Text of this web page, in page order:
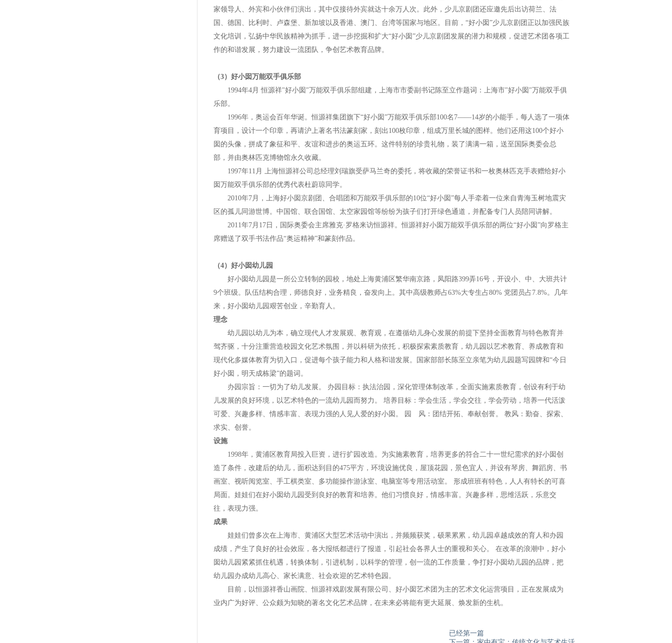
家领导人、外宾和小伙伴们演出，其中仅接待外宾就达十余万人次。此外，少儿京剧团还应邀先后出访荷兰、法
国、德国、比利时、卢森堡、新加坡以及香港、澳门、台湾等国家与地区。目前，“好小囡”少儿京剧团正以加强民族
文化培训，弘扬中华民族精神为抓手，进一步挖掘和扩大“好小囡”少儿京剧团发展的潜力和规模，促进艺术团各项工
作的和谐发展，努力建设一流团队，争创艺术教育品牌。
（3）好小囡万能双手俱乐部
1994年4月 恒源祥"好小囡"万能双手俱乐部组建，上海市市委副书记陈至立作题词：上海市"好小囡"万能双手俱
乐部。
1996年，奥运会百年华诞。恒源祥集团旗下“好小囡”万能双手俱乐部100名7——14岁的小能手，每人选了一项体
育项目，设计一个印章，再请沪上著名书法篆刻家，刻出100枚印章，组成万里长城的图样。他们还用这100个好小
囡的头像，拼成了象征和平、友谊和进步的奥运五环。这件特别的珍贵礼物，装了满满一箱，送至国际奥委会总
部，并由奥林匹克博物馆永久收藏。
1997年11月 上海恒源祥公司总经理刘瑞旗受萨马兰奇的委托，将收藏的荣誉证书和一枚奥林匹克手表赠给好小
囡万能双手俱乐部的优秀代表杜蔚琼同学。
2010年7月，上海好小囡京剧团、合唱团和万能双手俱乐部的10位“好小囡”每人手牵着一位来自青海玉树地震灾
区的孤儿同游世博。中国馆、联合国馆、太空家园馆等纷纷为孩子们打开绿色通道，并配备专门人员陪同讲解。
2011年7月17日，国际奥委会主席雅克·罗格来访恒源祥。恒源祥好小囡万能双手俱乐部的两位“好小囡”向罗格主
席赠送了双手书法作品“奥运精神”和篆刻作品。
（4）好小囡幼儿园
好小囡幼儿园是一所公立转制的园校，地处上海黄浦区繁华南京路，凤阳路399弄16号，开设小、中、大班共计
9个班级。队伍结构合理，师德良好，业务精良，奋发向上。其中高级教师占63%大专生占80% 党团员占7.8%。几年
来，好小囡幼儿园艰苦创业，辛勤育人。
理念
幼儿园以幼儿为本，确立现代人才发展观、教育观，在遵循幼儿身心发展的前提下坚持全面教育与特色教育并
驾齐驱，十分注重营造校园文化艺术氛围，并以科研为依托，积极探索素质教育，幼儿园以艺术教育、养成教育和
现代化多媒体教育为切入口，促进每个孩子能力和人格和谐发展。国家部部长陈至立亲笔为幼儿园题写园牌和“今日
好小囡，明天成栋梁”的题词。
办园宗旨：一切为了幼儿发展。 办园目标：执法治园，深化管理体制改革，全面实施素质教育，创设有利于幼
儿发展的良好环境，以艺术特色的一流幼儿园而努力。 培养目标：学会生活，学会交往，学会劳动，培养一代活泼
可爱、兴趣多样、情感丰富、表现力强的人见人爱的好小囡。 园 风：团结开拓、奉献创誉。 教风：勤奋、探索、
求实、创誉。
设施
1998年，黄浦区教育局投入巨资，进行扩园改造。为实施素教育，培养更多的符合二十一世纪需求的好小囡创
造了条件，改建后的幼儿，面积达到目的475平方，环境设施优良，屋顶花园，景色宜人，并设有琴房、舞蹈房、书
画室、视听阅览室、手工棋类室、多功能操作游泳室、电脑室等专用活动室。 形成班班有特色，人人有特长的可喜
局面。娃娃们在好小囡幼儿园受到良好的教育和培养。他们习惯良好，情感丰富。兴趣多样，思维活跃，乐意交
往，表现力强。
成果
娃娃们曾多次在上海市、黄浦区大型艺术活动中演出，并频频获奖，硕果累累，幼儿园卓越成效的育人和办园
成绩，产生了良好的社会效应，各大报纸都进行了报道，引起社会各界人士的重视和关心。 在改革的浪潮中，好小
囡幼儿园紧紧抓住机遇，转换体制，引进机制，以科学的管理，创一流的工作质量，争打好小囡幼儿园的品牌，把
幼儿园办成幼儿高心、家长满意、社会欢迎的艺术特色园。
目前，以恒源祥香山画院、恒源祥戏剧发展有限公司、好小囡艺术团为主的艺术文化运营项目，正在发展成为
业内广为好评、公众颇为知晓的著名文化艺术品牌，在未来必将能有更大延展、焕发新的生机。
已经第一篇